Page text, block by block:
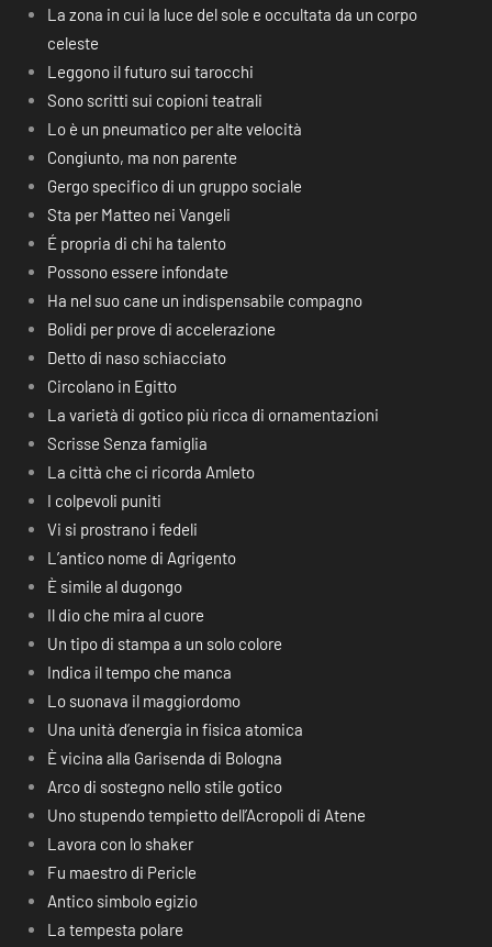
La zona in cui la luce del sole e occultata da un corpo
celeste
Leggono il futuro sui tarocchi
Sono scritti sui copioni teatrali
Lo è un pneumatico per alte velocità
Congiunto, ma non parente
Gergo specifico di un gruppo sociale
Sta per Matteo nei Vangeli
É propria di chi ha talento
Possono essere infondate
Ha nel suo cane un indispensabile compagno
Bolidi per prove di accelerazione
Detto di naso schiacciato
Circolano in Egitto
La varietà di gotico più ricca di ornamentazioni
Scrisse Senza famiglia
La città che ci ricorda Amleto
I colpevoli puniti
Vi si prostrano i fedeli
L’antico nome di Agrigento
È simile al dugongo
Il dio che mira al cuore
Un tipo di stampa a un solo colore
Indica il tempo che manca
Lo suonava il maggiordomo
Una unità d’energia in fisica atomica
È vicina alla Garisenda di Bologna
Arco di sostegno nello stile gotico
Uno stupendo tempietto dell’Acropoli di Atene
Lavora con lo shaker
Fu maestro di Pericle
Antico simbolo egizio
La tempesta polare